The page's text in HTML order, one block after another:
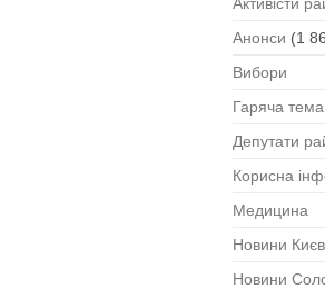
Анонси (1
Вибори
Гаряча тема
Депутати
Корисна
Медицина
Новини
Новини